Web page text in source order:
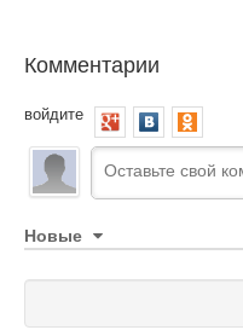
Комментарии
войдите
Новые